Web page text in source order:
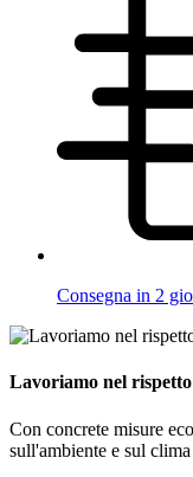
Consegna in 2
Lavoriamo nel
Con concrete misure
sull'ambiente e sul